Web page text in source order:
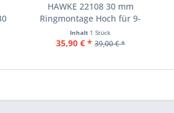
HAWKE 22108 30 mm
Ringmontage Hoch für 9-
11mm...
Inhalt 1 Stück
35,90 € * 39,00 € *